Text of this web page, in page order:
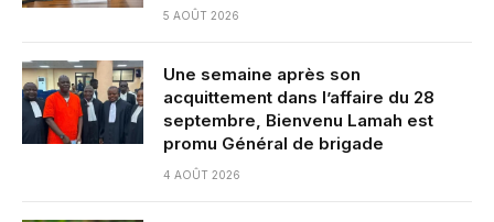
5 AOÛT 2026
Une semaine après son
acquittement dans l’affaire du 28
septembre, Bienvenu Lamah est
promu Général de brigade
4 AOÛT 2026